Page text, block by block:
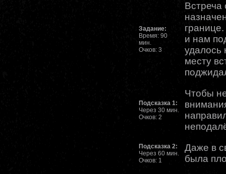
Задание:
Время: 90
мин.
Очков: 3
Встреча
и нам
удалось
месту
Подсказка 1:
Через 30 мин.
Очков: 2
Чтобы
Подсказка 2:
Через 60 мин.
Очков: 1
Даже в
была